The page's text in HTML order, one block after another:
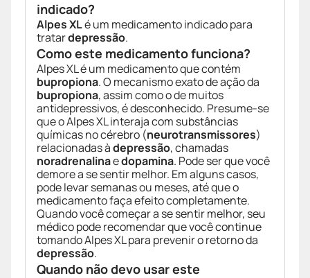
indicado?
Alpes XLé um medicamento indicado para
tratardepressão.
Como este medicamento funciona?
Alpes XL é um medicamento que contém
bupropiona. O mecanismo exato de ação da
bupropiona, assim como o de muitos
antidepressivos, é desconhecido. Presume-se
que o Alpes XL interaja com substâncias
químicas no cérebro (neurotransmissores)
relacionadas àdepressão, chamadas
noradrenalinaedopamina. Pode ser que você
demore a se sentir melhor. Em alguns casos,
pode levar semanas ou meses, até que o
medicamento faça efeito completamente.
Quando você começar a se sentir melhor, seu
médico pode recomendar que você continue
tomando Alpes XL para prevenir o retorno da
depressão.
Quando não devo usar este